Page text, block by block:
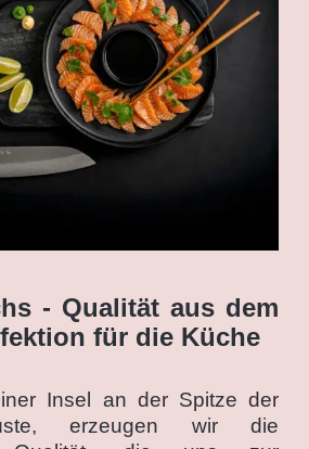
- Qualität aus dem
für die Küche
Insel an der Spitze der
erzeugen wir die